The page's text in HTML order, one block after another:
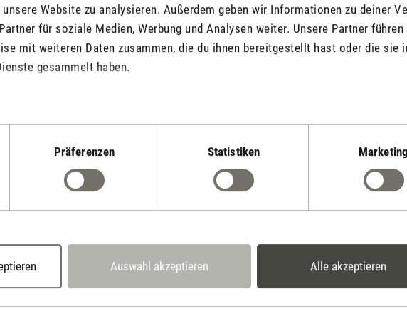
Website zu analysieren. Außerdem geben wir Informationen zu deiner
für soziale Medien, Werbung und Analysen weiter. Unsere Partner führen
mit weiteren Daten zusammen, die du ihnen bereitgestellt hast oder die sie
gesammelt haben.
Präferenzen Statistiken Marketing
Auswahl akzeptieren Alle akzeptieren
Simon
Stadler Form
2 Jahre Garantie mit
eigenem Servicecenter